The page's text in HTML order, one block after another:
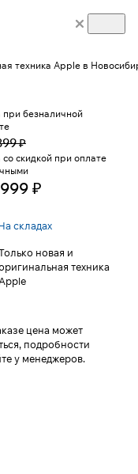
техника Apple в
при безналичной
₽
скидкой при оплате
₽
складах
новая и
техника
Apple
цена может
подробности
у менеджеров.